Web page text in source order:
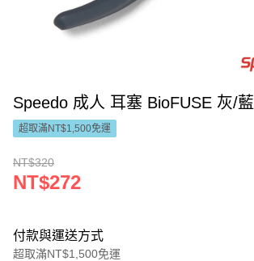
Speedo 成人 耳塞 BioFUSE 灰/藍
超取滿NT$1,500免運
NT$320
NT$272
付款與運送方式
超取滿NT$1,500免運